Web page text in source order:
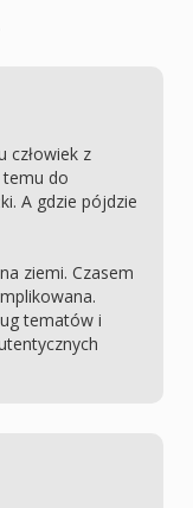
człowiek z
temu do
A gdzie pójdzie
ziemi. Czasem
tematów i